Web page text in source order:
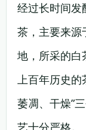
经过长时间发
茶，主要来源
地，所采的白
上百年历史的
萎凋、干燥”
艺十分严格。